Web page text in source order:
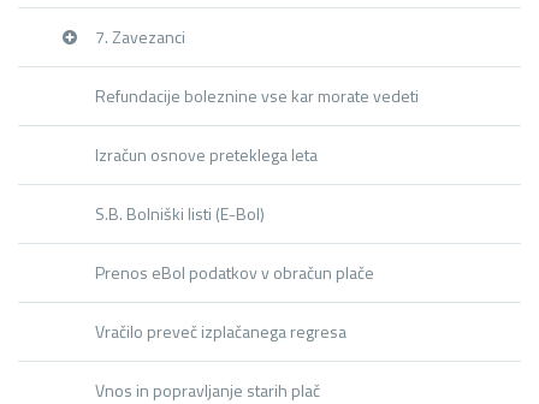
7. Zavezanci
Refundacije boleznine vse kar morate vedeti
Izračun osnove preteklega leta
S.B. Bolniški listi (E-Bol)
Prenos eBol podatkov v obračun plače
Vračilo preveč izplačanega regresa
Vnos in popravljanje starih plač